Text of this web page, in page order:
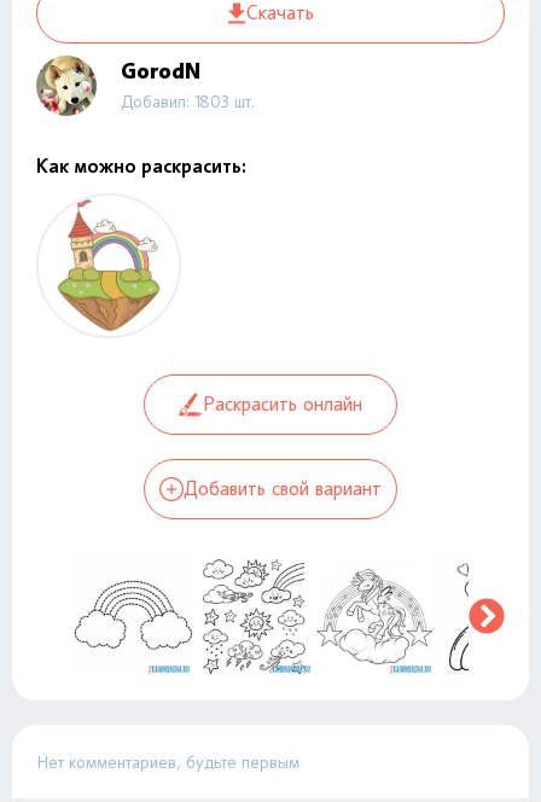
Скачать
GorodN
Добавил: 1803 шт.
Как можно раскрасить:
Раскрасить онлайн
Добавить свой вариант
Нет комментариев, будьте первым